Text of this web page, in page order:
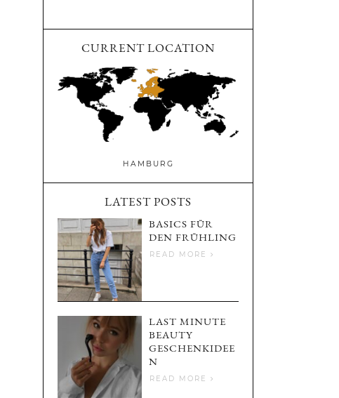
CURRENT LOCATION
HAMBURG
LATEST POSTS
BASICS FÜR
DEN FRÜHLING
READ MORE
LAST MINUTE
BEAUTY
GESCHENKIDEE
N
READ MORE